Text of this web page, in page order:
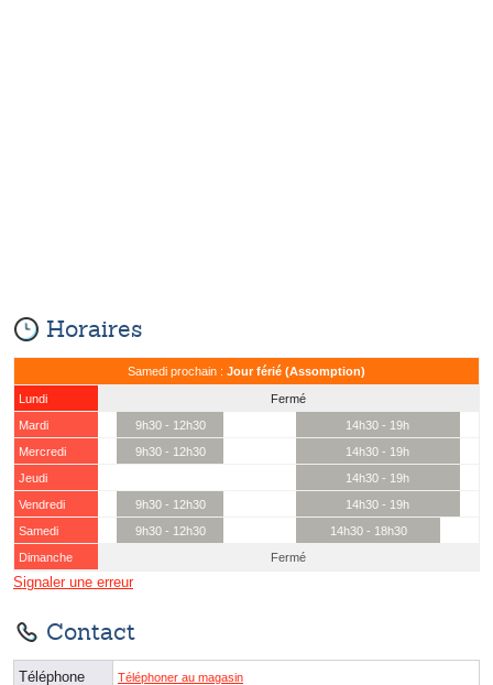
Horaires
Samedi prochain : Jour férié (Assomption)
Lundi
Fermé
Mardi
9h30 - 12h30
14h30 - 19h
Mercredi
9h30 - 12h30
14h30 - 19h
Jeudi
14h30 - 19h
Vendredi
9h30 - 12h30
14h30 - 19h
Samedi
9h30 - 12h30
14h30 - 18h30
Dimanche
Fermé
Signaler une erreur
Contact
Téléphone Téléphoner au magasin